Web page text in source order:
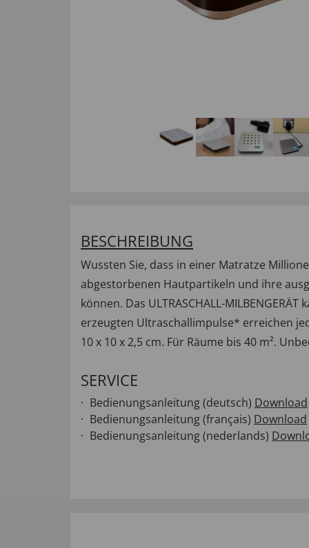
BESCHREIBUNG
Wussten Sie, dass in einer Matratze
abgestorbenen Hautpartikeln und ihre
können. Das ULTRASCHALL-
erzeugten Ultraschallimpulse* erreichen
10 x 10 x 2,5 cm. Für Räume bis 40 m².
SERVICE
Bedienungsanleitung (deutsch) Download
Bedienungsanleitung (français) Download
Bedienungsanleitung (nederlands)